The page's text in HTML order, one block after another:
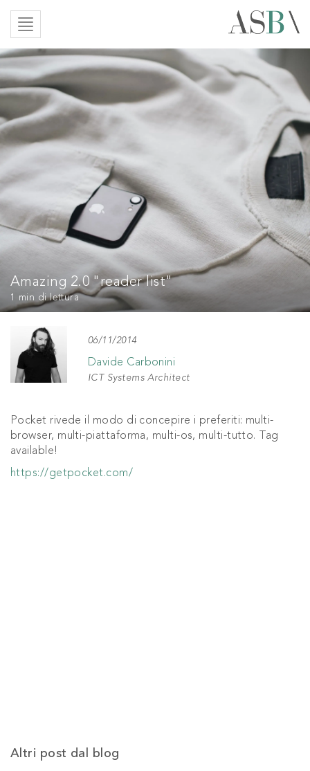
Amazing 2.0 "reader list"
1 min di lettura
06/11/2014
Davide Carbonini
ICT Systems Architect
Pocket rivede il modo di concepire i preferiti: multi-
browser, multi-piattaforma, multi-os, multi-tutto. Tag
available!
https://getpocket.com/
Altri post dal blog